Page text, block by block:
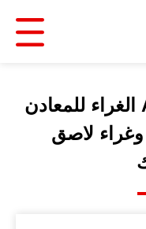
سريع الغراء أكريليك AB الغراء للمعادن
لاصق